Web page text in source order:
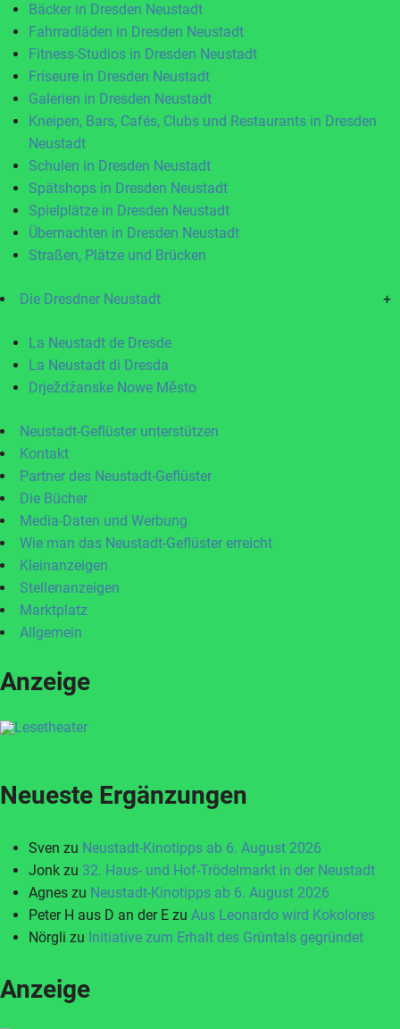
Bäcker in Dresden Neustadt
Fahrradläden in Dresden Neustadt
Fitness-Studios in Dresden Neustadt
Friseure in Dresden Neustadt
Galerien in Dresden Neustadt
Kneipen, Bars, Cafés, Clubs und Restaurants in Dresden
Neustadt
Schulen in Dresden Neustadt
Spätshops in Dresden Neustadt
Spielplätze in Dresden Neustadt
Übernachten in Dresden Neustadt
Straßen, Plätze und Brücken
Die Dresdner Neustadt +
La Neustadt de Dresde
La Neustadt di Dresda
Drježdźanske Nowe Město
Neustadt-Geflüster unterstützen
Kontakt
Partner des Neustadt-Geflüster
Die Bücher
Media-Daten und Werbung
Wie man das Neustadt-Geflüster erreicht
Kleinanzeigen
Stellenanzeigen
Marktplatz
Allgemein
Anzeige
Neueste Ergänzungen
Sven zu Neustadt-Kinotipps ab 6. August 2026
Jonk zu 32. Haus- und Hof-Trödelmarkt in der Neustadt
Agnes zu Neustadt-Kinotipps ab 6. August 2026
Peter H aus D an der E zu Aus Leonardo wird Kokolores
Nörgli zu Initiative zum Erhalt des Grüntals gegründet
Anzeige